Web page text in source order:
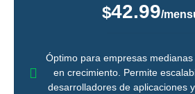
$42.99/
Óptimo para empresas
en crecimiento. Permite
desarrolladores de aplicaciones